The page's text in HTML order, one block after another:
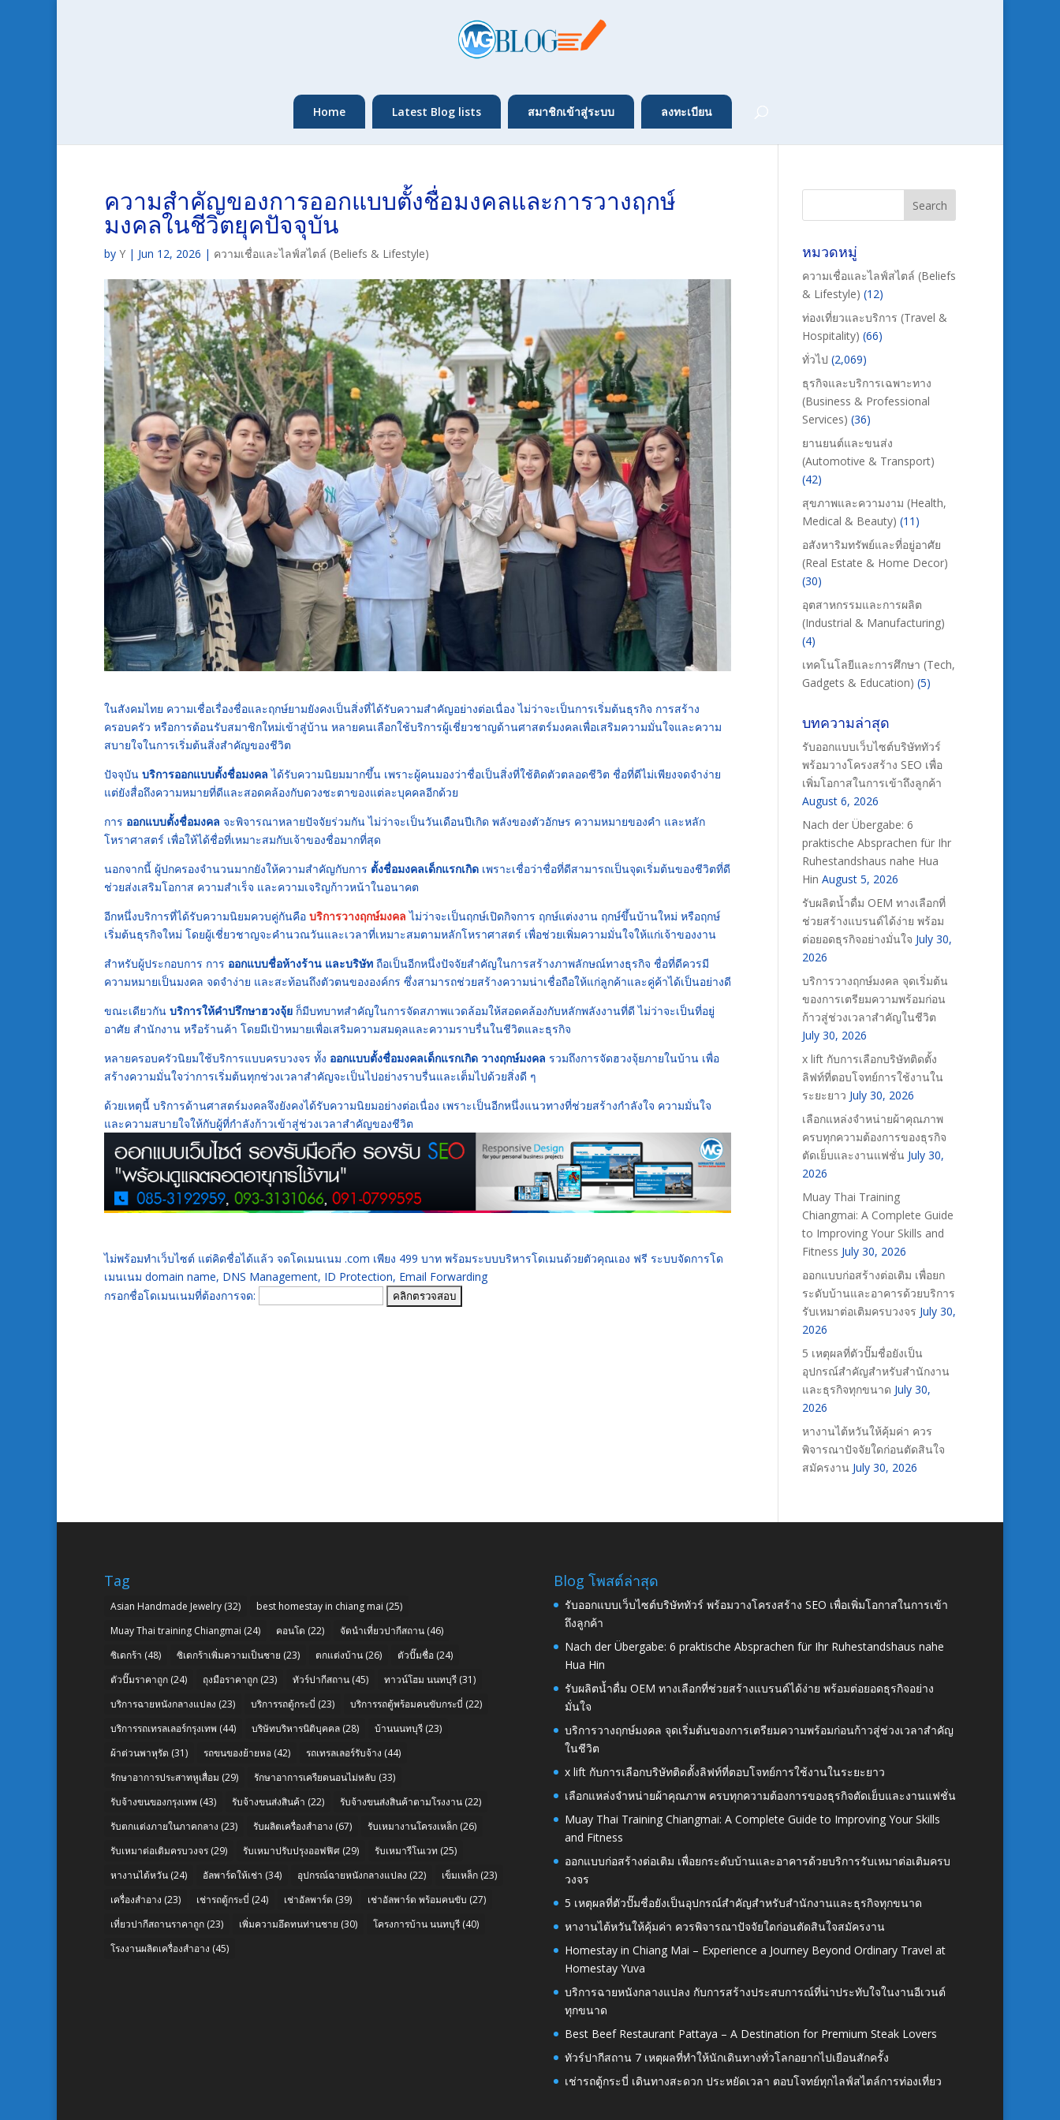
Home Latest Blog lists สมาชิกเข้าสู่ระบบ ลงทะเบียน
ความสำคัญของการออกแบบตั้งชื่อมงคลและการวางฤกษ์
มงคลในชีวิตยุคปัจจุบัน
by Y | Jun 12, 2026 | ความเชื่อและไลฟ์สไตล์ (Beliefs & Lifestyle)
ในสังคมไทย ความเชื่อเรื่องชื่อและฤกษ์ยามยังคงเป็นสิ่งที่ได้รับความสำคัญอย่างต่อเนื่อง ไม่ว่าจะเป็นการเริ่มต้นธุรกิจ การสร้าง
ครอบครัว หรือการต้อนรับสมาชิกใหม่เข้าสู่บ้าน หลายคนเลือกใช้บริการผู้เชี่ยวชาญด้านศาสตร์มงคลเพื่อเสริมความมั่นใจและความ
สบายใจในการเริ่มต้นสิ่งสำคัญของชีวิต
ปัจจุบัน บริการออกแบบตั้งชื่อมงคล ได้รับความนิยมมากขึ้น เพราะผู้คนมองว่าชื่อเป็นสิ่งที่ใช้ติดตัวตลอดชีวิต ชื่อที่ดีไม่เพียงจดจำง่าย
แต่ยังสื่อถึงความหมายที่ดีและสอดคล้องกับดวงชะตาของแต่ละบุคคลอีกด้วย
การ ออกแบบตั้งชื่อมงคล จะพิจารณาหลายปัจจัยร่วมกัน ไม่ว่าจะเป็นวันเดือนปีเกิด พลังของตัวอักษร ความหมายของคำ และหลัก
โหราศาสตร์ เพื่อให้ได้ชื่อที่เหมาะสมกับเจ้าของชื่อมากที่สุด
นอกจากนี้ ผู้ปกครองจำนวนมากยังให้ความสำคัญกับการ ตั้งชื่อมงคลเด็กแรกเกิด เพราะเชื่อว่าชื่อที่ดีสามารถเป็นจุดเริ่มต้นของชีวิตที่ดี
ช่วยส่งเสริมโอกาส ความสำเร็จ และความเจริญก้าวหน้าในอนาคต
อีกหนึ่งบริการที่ได้รับความนิยมควบคู่กันคือ บริการวางฤกษ์มงคล ไม่ว่าจะเป็นฤกษ์เปิดกิจการ ฤกษ์แต่งงาน ฤกษ์ขึ้นบ้านใหม่ หรือฤกษ์
เริ่มต้นธุรกิจใหม่ โดยผู้เชี่ยวชาญจะคำนวณวันและเวลาที่เหมาะสมตามหลักโหราศาสตร์ เพื่อช่วยเพิ่มความมั่นใจให้แก่เจ้าของงาน
สำหรับผู้ประกอบการ การ ออกแบบชื่อห้างร้าน และบริษัท ถือเป็นอีกหนึ่งปัจจัยสำคัญในการสร้างภาพลักษณ์ทางธุรกิจ ชื่อที่ดีควรมี
ความหมายเป็นมงคล จดจำง่าย และสะท้อนถึงตัวตนขององค์กร ซึ่งสามารถช่วยสร้างความน่าเชื่อถือให้แก่ลูกค้าและคู่ค้าได้เป็นอย่างดี
ขณะเดียวกัน บริการให้คำปรึกษาฮวงจุ้ย ก็มีบทบาทสำคัญในการจัดสภาพแวดล้อมให้สอดคล้องกับหลักพลังงานที่ดี ไม่ว่าจะเป็นที่อยู่
อาศัย สำนักงาน หรือร้านค้า โดยมีเป้าหมายเพื่อเสริมความสมดุลและความราบรื่นในชีวิตและธุรกิจ
หลายครอบครัวนิยมใช้บริการแบบครบวงจร ทั้ง ออกแบบตั้งชื่อมงคลเด็กแรกเกิด วางฤกษ์มงคล รวมถึงการจัดฮวงจุ้ยภายในบ้าน เพื่อ
สร้างความมั่นใจว่าการเริ่มต้นทุกช่วงเวลาสำคัญจะเป็นไปอย่างราบรื่นและเต็มไปด้วยสิ่งดี ๆ
ด้วยเหตุนี้ บริการด้านศาสตร์มงคลจึงยังคงได้รับความนิยมอย่างต่อเนื่อง เพราะเป็นอีกหนึ่งแนวทางที่ช่วยสร้างกำลังใจ ความมั่นใจ
และความสบายใจให้กับผู้ที่กำลังก้าวเข้าสู่ช่วงเวลาสำคัญของชีวิต
ไม่พร้อมทำเว็บไซต์ แต่คิดชื่อได้แล้ว จดโดเมนเนม .com เพียง 499 บาท พร้อมระบบบริหารโดเมนด้วยตัวคุณเอง ฟรี ระบบจัดการโด
เมนเนม domain name, DNS Management, ID Protection, Email Forwarding
กรอกชื่อโดเมนเนมที่ต้องการจด:
หมวดหมู่
ความเชื่อและไลฟ์สไตล์ (Beliefs
& Lifestyle) (12)
ท่องเที่ยวและบริการ (Travel &
Hospitality) (66)
ทั่วไป (2,069)
ธุรกิจและบริการเฉพาะทาง
(Business & Professional
Services) (36)
ยานยนต์และขนส่ง
(Automotive & Transport)
(42)
สุขภาพและความงาม (Health,
Medical & Beauty) (11)
อสังหาริมทรัพย์และที่อยู่อาศัย
(Real Estate & Home Decor)
(30)
อุตสาหกรรมและการผลิต
(Industrial & Manufacturing)
(4)
เทคโนโลยีและการศึกษา (Tech,
Gadgets & Education) (5)
บทความล่าสุด
รับออกแบบเว็บไซต์บริษัททัวร์
พร้อมวางโครงสร้าง SEO เพื่อ
เพิ่มโอกาสในการเข้าถึงลูกค้า
August 6, 2026
Nach der Übergabe: 6
praktische Absprachen für Ihr
Ruhestandshaus nahe Hua
Hin August 5, 2026
รับผลิตน้ำดื่ม OEM ทางเลือกที่
ช่วยสร้างแบรนด์ได้ง่าย พร้อม
ต่อยอดธุรกิจอย่างมั่นใจ July 30,
2026
บริการวางฤกษ์มงคล จุดเริ่มต้น
ของการเตรียมความพร้อมก่อน
ก้าวสู่ช่วงเวลาสำคัญในชีวิต
July 30, 2026
x lift กับการเลือกบริษัทติดตั้ง
ลิฟท์ที่ตอบโจทย์การใช้งานใน
ระยะยาว July 30, 2026
เลือกแหล่งจำหน่ายผ้าคุณภาพ
ครบทุกความต้องการของธุรกิจ
ตัดเย็บและงานแฟชั่น July 30,
2026
Muay Thai Training
Chiangmai: A Complete Guide
to Improving Your Skills and
Fitness July 30, 2026
ออกแบบก่อสร้างต่อเติม เพื่อยก
ระดับบ้านและอาคารด้วยบริการ
รับเหมาต่อเติมครบวงจร July 30,
2026
5 เหตุผลที่ตัวปั๊มชื่อยังเป็น
อุปกรณ์สำคัญสำหรับสำนักงาน
และธุรกิจทุกขนาด July 30,
2026
หางานไต้หวันให้คุ้มค่า ควร
พิจารณาปัจจัยใดก่อนตัดสินใจ
สมัครงาน July 30, 2026
Tag
Asian Handmade Jewelry (32) best homestay in chiang mai (25)
Muay Thai training Chiangmai (24) คอนโด (22) จัดนำเที่ยวปากีสถาน (46)
ซิเดกร้า (48) ซิเดกร้าเพิ่มความเป็นชาย (23) ตกแต่งบ้าน (26) ตัวปั๊มชื่อ (24)
ตัวปั๊มราคาถูก (24) ถุงมือราคาถูก (23) ทัวร์ปากีสถาน (45) ทาวน์โฮม นนทบุรี (31)
บริการฉายหนังกลางแปลง (23) บริการรถตู้กระบี่ (23) บริการรถตู้พร้อมคนขับกระบี่ (22)
บริการรถเทรลเลอร์กรุงเทพ (44) บริษัทบริหารนิติบุคคล (28) บ้านนนทบุรี (23)
ผ้าต่วนพาหุรัด (31) รถขนของย้ายหอ (42) รถเทรลเลอร์รับจ้าง (44)
รักษาอาการประสาทหูเสื่อม (29) รักษาอาการเครียดนอนไม่หลับ (33)
รับจ้างขนของกรุงเทพ (43) รับจ้างขนส่งสินค้า (22) รับจ้างขนส่งสินค้าตามโรงงาน (22)
รับตกแต่งภายในภาคกลาง (23) รับผลิตเครื่องสำอาง (67) รับเหมางานโครงเหล็ก (26)
รับเหมาต่อเติมครบวงจร (29) รับเหมาปรับปรุงออฟฟิศ (29) รับเหมารีโนเวท (25)
หางานไต้หวัน (24) อัลพาร์ดให้เช่า (34) อุปกรณ์ฉายหนังกลางแปลง (22) เข็มเหล็ก (23)
เครื่องสำอาง (23) เช่ารถตู้กระบี่ (24) เช่าอัลพาร์ด (39) เช่าอัลพาร์ด พร้อมคนขับ (27)
เที่ยวปากีสถานราคาถูก (23) เพิ่มความอึดทนท่านชาย (30) โครงการบ้าน นนทบุรี (40)
โรงงานผลิตเครื่องสำอาง (45)
Blog โพสต์ล่าสุด
รับออกแบบเว็บไซต์บริษัททัวร์ พร้อมวางโครงสร้าง SEO เพื่อเพิ่มโอกาสในการเข้า
ถึงลูกค้า
Nach der Übergabe: 6 praktische Absprachen für Ihr Ruhestandshaus nahe
Hua Hin
รับผลิตน้ำดื่ม OEM ทางเลือกที่ช่วยสร้างแบรนด์ได้ง่าย พร้อมต่อยอดธุรกิจอย่าง
มั่นใจ
บริการวางฤกษ์มงคล จุดเริ่มต้นของการเตรียมความพร้อมก่อนก้าวสู่ช่วงเวลาสำคัญ
ในชีวิต
x lift กับการเลือกบริษัทติดตั้งลิฟท์ที่ตอบโจทย์การใช้งานในระยะยาว
เลือกแหล่งจำหน่ายผ้าคุณภาพ ครบทุกความต้องการของธุรกิจตัดเย็บและงานแฟชั่น
Muay Thai Training Chiangmai: A Complete Guide to Improving Your Skills
and Fitness
ออกแบบก่อสร้างต่อเติม เพื่อยกระดับบ้านและอาคารด้วยบริการรับเหมาต่อเติมครบ
วงจร
5 เหตุผลที่ตัวปั๊มชื่อยังเป็นอุปกรณ์สำคัญสำหรับสำนักงานและธุรกิจทุกขนาด
หางานไต้หวันให้คุ้มค่า ควรพิจารณาปัจจัยใดก่อนตัดสินใจสมัครงาน
Homestay in Chiang Mai – Experience a Journey Beyond Ordinary Travel at
Homestay Yuva
บริการฉายหนังกลางแปลง กับการสร้างประสบการณ์ที่น่าประทับใจในงานอีเวนต์
ทุกขนาด
Best Beef Restaurant Pattaya – A Destination for Premium Steak Lovers
ทัวร์ปากีสถาน 7 เหตุผลที่ทำให้นักเดินทางทั่วโลกอยากไปเยือนสักครั้ง
เช่ารถตู้กระบี่ เดินทางสะดวก ประหยัดเวลา ตอบโจทย์ทุกไลฟ์สไตล์การท่องเที่ยว